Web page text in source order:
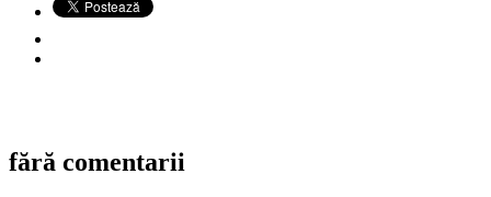
fără comentarii